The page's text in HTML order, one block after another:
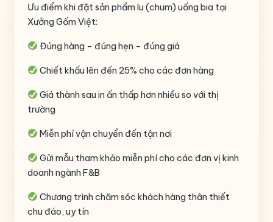
Ưu điểm khi đặt sản phẩm lu (chum) uống bia tại
Xưởng Gốm Việt:
Đúng hàng – đúng hẹn – đúng giá
Chiết khấu lên đến 25% cho các đơn hàng
Giá thành sau in ấn thấp hơn nhiều so với thị
trường
Miễn phí vận chuyển đến tận nơi
Gửi mẫu tham khảo miễn phí cho các đơn vị kinh
doanh ngành F&B
Chương trình chăm sóc khách hàng thân thiết
chu đáo, uy tín